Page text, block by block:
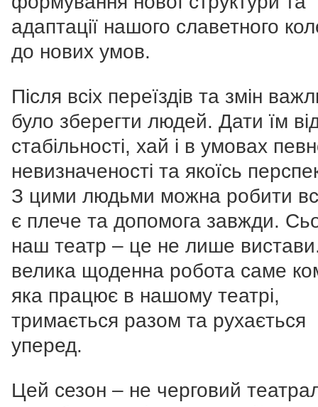
адаптації нашого славетного
до нових умов.
Після всіх переїздів та змін
було зберегти людей. Дати їм
стабільності, хай і в умовах
невизначеності та якоїсь
З цими людьми можна робити
є плече та допомога завжди.
наш театр – це не лише
велика щоденна робота саме
яка працює в нашому театрі,
тримається разом та рухається
уперед.
Цей сезон – не черговий